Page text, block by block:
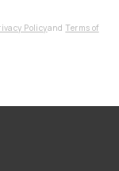
PolicyandTerms of